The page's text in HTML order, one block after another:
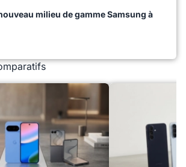
milieu de gamme Samsung à